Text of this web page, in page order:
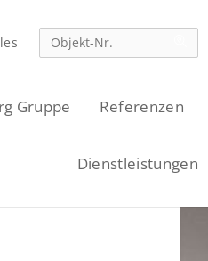
Gruppe Referenzen
Dienstleistungen